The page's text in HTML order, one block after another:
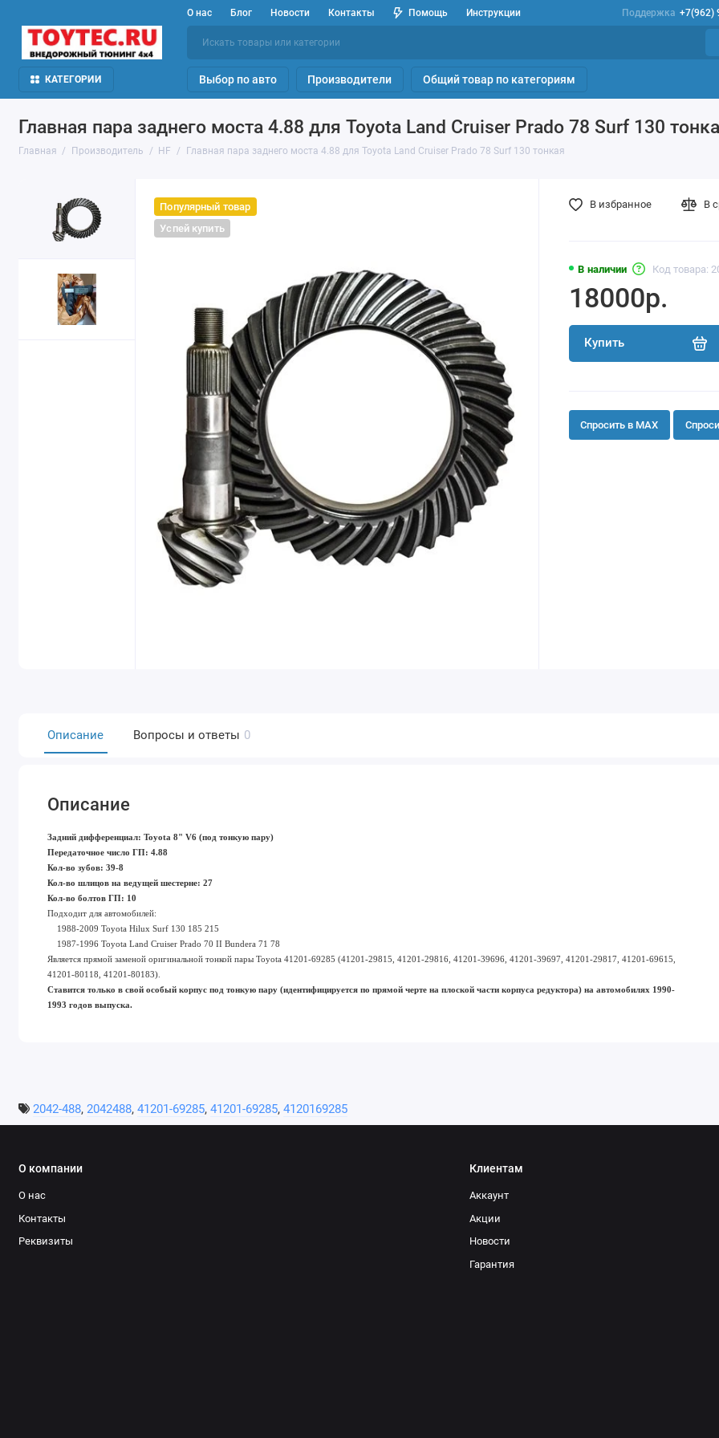
О нас Блог Новости Контакты Помощь Инструкции Поддержка +7(962)
КАТЕГОРИИ Выбор по авто Производители Общий товар по категориям
Главная пара заднего моста 4.88 для Toyota Land Cruiser Prado 78 Surf 130
Главная Производитель HF Главная пара заднего моста 4.88 для Toyota Land Cruiser Prado 78 Surf 130 тонкая
Популярный товар
Успей купить
В наличии Код товара:
18000р.
Купить
В избранное В
Спросить в MAX
Описание Вопросы и ответы 0
Описание
Задний дифференциал: Toyota 8" V6 (под тонкую пару)
Передаточное число ГП: 4.88
Кол-во зубов: 39-8
Кол-во шлицов на ведущей шестерне: 27
Кол-во болтов ГП: 10
Подходит для автомобилей:
1988-2009 Toyota Hilux Surf 130 185 215
1987-1996 Toyota Land Cruiser Prado 70 II Bundera 71 78
Является прямой заменой оригинальной тонкой пары Toyota 41201-69285 (41201-29815, 41201-29816, 41201-39696, 41201-39697, 41201-29817, 41201-69615,
41201-80118, 41201-80183).
Ставится только в свой особый корпус под тонкую пару (идентифицируется по прямой черте на плоской части корпуса редуктора) на автомобилях 1990-
1993 годов выпуска.
2042-488,2042488,41201-69285,41201-69285,4120169285
О компании
О нас
Контакты
Реквизиты
Клиентам
Аккаунт
Акции
Новости
Гарантия